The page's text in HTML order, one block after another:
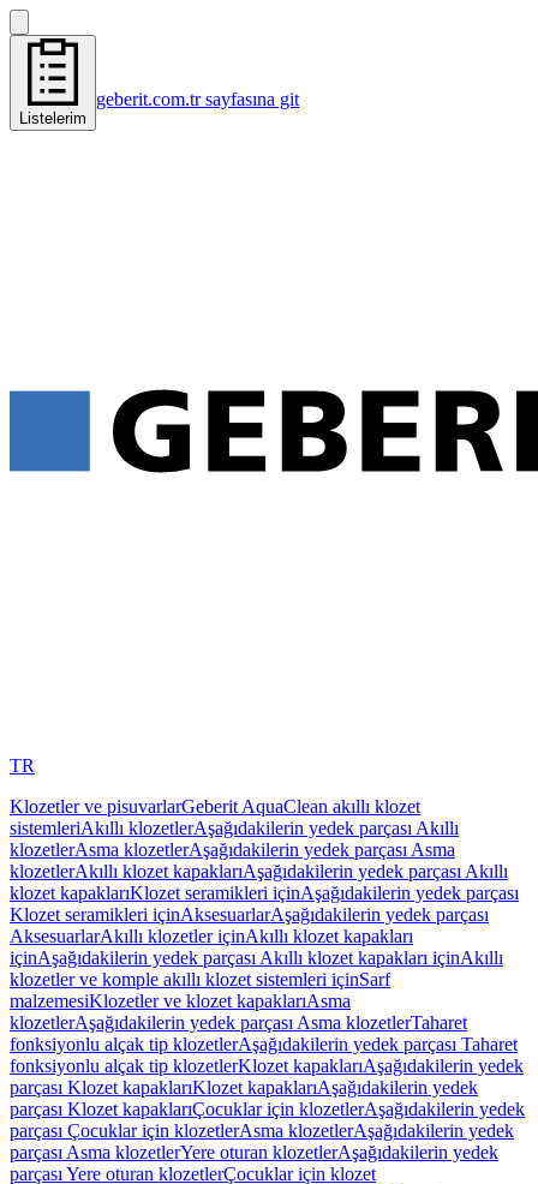
Listelerim
geberit.com.tr sayfasına git
TR
Klozetler ve pisuvarlarGeberit AquaClean akıllı klozet
sistemleriAkıllı klozetlerAşağıdakilerin yedek parçası Akıllı
klozetlerAsma klozetlerAşağıdakilerin yedek parçası Asma
klozetlerAkıllı klozet kapaklarıAşağıdakilerin yedek parçası Akıllı
klozet kapaklarıKlozet seramikleri içinAşağıdakilerin yedek parçası
Klozet seramikleri içinAksesuarlarAşağıdakilerin yedek parçası
AksesuarlarAkıllı klozetler içinAkıllı klozet kapakları
içinAşağıdakilerin yedek parçası Akıllı klozet kapakları içinAkıllı
klozetler ve komple akıllı klozet sistemleri içinSarf
malzemesiKlozetler ve klozet kapaklarıAsma
klozetlerAşağıdakilerin yedek parçası Asma klozetlerTaharet
fonksiyonlu alçak tip klozetlerAşağıdakilerin yedek parçası Taharet
fonksiyonlu alçak tip klozetlerKlozet kapaklarıAşağıdakilerin yedek
parçası Klozet kapaklarıKlozet kapaklarıAşağıdakilerin yedek
parçası Klozet kapaklarıÇocuklar için klozetlerAşağıdakilerin yedek
parçası Çocuklar için klozetlerAsma klozetlerAşağıdakilerin yedek
parçası Asma klozetlerYere oturan klozetlerAşağıdakilerin yedek
parçası Yere oturan klozetlerÇocuklar için klozet